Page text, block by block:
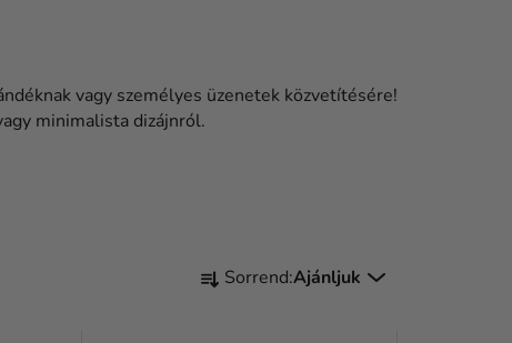
vagy személyes üzenetek közvetítésére!
minimalista dizájnról.
T Sorrend:Ajánljuk